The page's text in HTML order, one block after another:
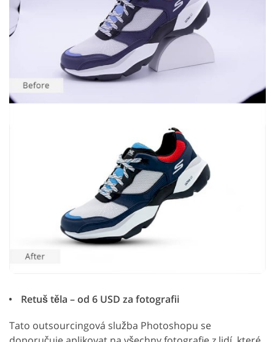
Retuš těla – od 6 USD za fotografii
Tato outsourcingová služba Photoshopu se